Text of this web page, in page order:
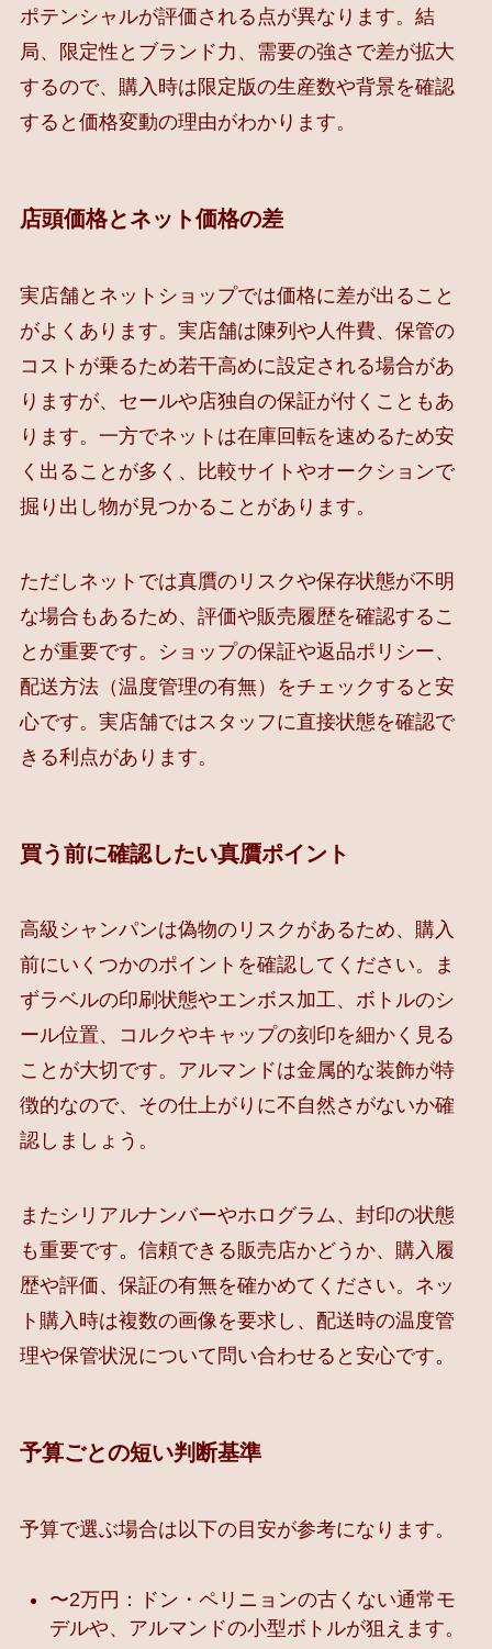
ポテンシャルが評価される点が異なります。結
局、限定性とブランド力、需要の強さで差が拡大
するので、購入時は限定版の生産数や背景を確認
すると価格変動の理由がわかります。
店頭価格とネット価格の差
実店舗とネットショップでは価格に差が出ること
がよくあります。実店舗は陳列や人件費、保管の
コストが乗るため若干高めに設定される場合があ
りますが、セールや店独自の保証が付くこともあ
ります。一方でネットは在庫回転を速めるため安
く出ることが多く、比較サイトやオークションで
掘り出し物が見つかることがあります。
ただしネットでは真贋のリスクや保存状態が不明
な場合もあるため、評価や販売履歴を確認するこ
とが重要です。ショップの保証や返品ポリシー、
配送方法（温度管理の有無）をチェックすると安
心です。実店舗ではスタッフに直接状態を確認で
きる利点があります。
買う前に確認したい真贋ポイント
高級シャンパンは偽物のリスクがあるため、購入
前にいくつかのポイントを確認してください。ま
ずラベルの印刷状態やエンボス加工、ボトルのシ
ール位置、コルクやキャップの刻印を細かく見る
ことが大切です。アルマンドは金属的な装飾が特
徴的なので、その仕上がりに不自然さがないか確
認しましょう。
またシリアルナンバーやホログラム、封印の状態
も重要です。信頼できる販売店かどうか、購入履
歴や評価、保証の有無を確かめてください。ネッ
ト購入時は複数の画像を要求し、配送時の温度管
理や保管状況について問い合わせると安心です。
予算ごとの短い判断基準
予算で選ぶ場合は以下の目安が参考になります。
〜2万円：ドン・ペリニョンの古くない通常モ
デルや、アルマンドの小型ボトルが狙えます。